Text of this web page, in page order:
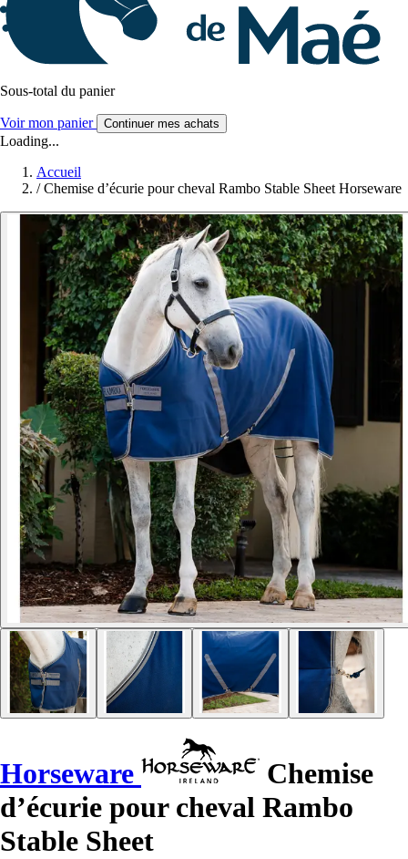
Sous-total du panier
Voir mon panier Continuer mes achats
Loading...
Accueil
/ Chemise d’écurie pour cheval Rambo Stable Sheet Horseware
Horseware
Chemise
d’écurie pour cheval Rambo
Stable Sheet